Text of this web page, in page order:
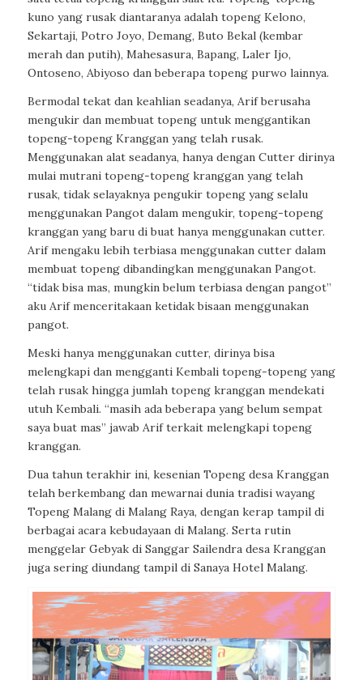
kuno yang rusak diantaranya adalah topeng Kelono,
Sekartaji, Potro Joyo, Demang, Buto Bekal (kembar
merah dan putih), Mahesasura, Bapang, Laler Ijo,
Ontoseno, Abiyoso dan beberapa topeng purwo lainnya.
Bermodal tekat dan keahlian seadanya, Arif berusaha
mengukir dan membuat topeng untuk menggantikan
topeng-topeng Kranggan yang telah rusak.
Menggunakan alat seadanya, hanya dengan Cutter dirinya
mulai mutrani topeng-topeng kranggan yang telah
rusak, tidak selayaknya pengukir topeng yang selalu
menggunakan Pangot dalam mengukir, topeng-topeng
kranggan yang baru di buat hanya menggunakan cutter.
Arif mengaku lebih terbiasa menggunakan cutter dalam
membuat topeng dibandingkan menggunakan Pangot.
“tidak bisa mas, mungkin belum terbiasa dengan pangot”
aku Arif menceritakaan ketidak bisaan menggunakan
pangot.
Meski hanya menggunakan cutter, dirinya bisa
melengkapi dan mengganti Kembali topeng-topeng yang
telah rusak hingga jumlah topeng kranggan mendekati
utuh Kembali. “masih ada beberapa yang belum sempat
saya buat mas” jawab Arif terkait melengkapi topeng
kranggan.
Dua tahun terakhir ini, kesenian Topeng desa Kranggan
telah berkembang dan mewarnai dunia tradisi wayang
Topeng Malang di Malang Raya, dengan kerap tampil di
berbagai acara kebudayaan di Malang. Serta rutin
menggelar Gebyak di Sanggar Sailendra desa Kranggan
juga sering diundang tampil di Sanaya Hotel Malang.